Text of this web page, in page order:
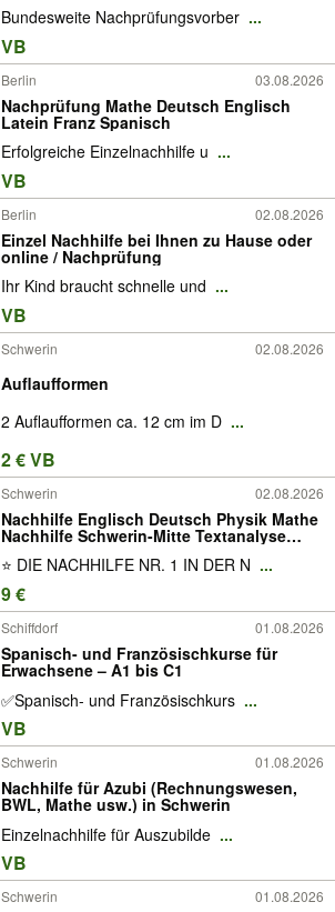
Bundesweite Nachprüfungsvorber ...
VB
Berlin 03.08.2026
Nachprüfung Mathe Deutsch Englisch
Latein Franz Spanisch
Erfolgreiche Einzelnachhilfe u ...
VB
Berlin 02.08.2026
Einzel Nachhilfe bei Ihnen zu Hause oder
online / Nachprüfung
Ihr Kind braucht schnelle und ...
VB
Schwerin 02.08.2026
Auflaufformen
2 Auflaufformen ca. 12 cm im D ...
2 € VB
Schwerin 02.08.2026
Nachhilfe Englisch Deutsch Physik Mathe
Nachhilfe Schwerin-Mitte Textanalyse
Nachhilfe Nachhilfe Schülerförderung
Lernhilfe Studienkreis Kosten
Abiturvorbereitung
⭐ DIE NACHHILFE NR. 1 IN DER N ...
9 €
Schiffdorf 01.08.2026
Spanisch- und Französischkurse für
Erwachsene – A1 bis C1
✅Spanisch- und Französischkurs ...
VB
Schwerin 01.08.2026
Nachhilfe für Azubi (Rechnungswesen,
BWL, Mathe usw.) in Schwerin
Einzelnachhilfe für Auszubilde ...
VB
Schwerin 01.08.2026